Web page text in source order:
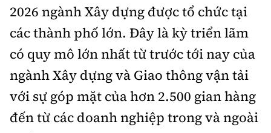
2026 ngành Xây dựng được tổ chức tại
các thành phố lớn. Đây là kỳ triển lãm
có quy mô lớn nhất từ trước tới nay của
ngành Xây dựng và Giao thông vận tải
với sự góp mặt của hơn 2.500 gian hàng
đến từ các doanh nghiệp trong và ngoài